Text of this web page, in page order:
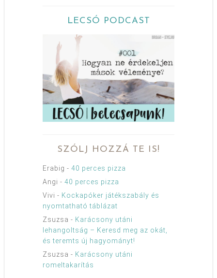
LECSÓ PODCAST
SZÓLJ HOZZÁ TE IS!
Erabig - 40 perces pizza
Angi - 40 perces pizza
Vivi - Kockapóker játékszabály és
nyomtatható táblázat
Zsuzsa - Karácsony utáni
lehangoltság – Keresd meg az okát,
és teremts új hagyományt!
Zsuzsa - Karácsony utáni
romeltakarítás